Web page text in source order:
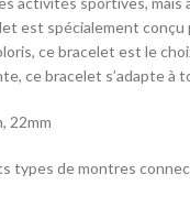
est spécialement conçu
ce bracelet est le
ce bracelet s’adapte à
22mm
types de montres